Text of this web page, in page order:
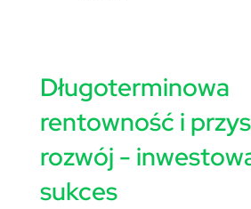
Długoterminowa
rentowność i
rozwój -
sukces